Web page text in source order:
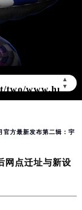
▲
▼
for
two/
on
官方最新发布第二辑：宇
网点迁址与新设